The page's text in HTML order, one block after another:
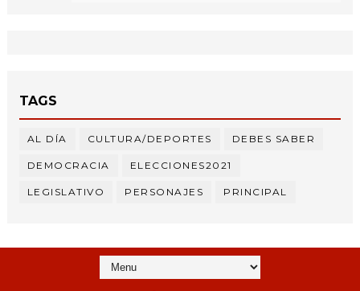
TAGS
AL DÍA CULTURA/DEPORTES DEBES SABER
DEMOCRACIA ELECCIONES2021
LEGISLATIVO PERSONAJES PRINCIPAL